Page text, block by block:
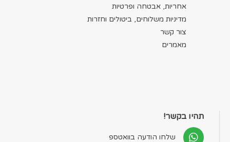
אחריות, אבטחה ופרטיות
מדיניות משלוחים, ביטולים וחזרות
צור קשר
מאמרים
תהיו בקשר!
שלחו הודעה בוואטספ